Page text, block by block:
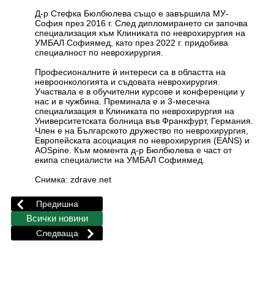
Д-р Стефка Бюлбюлева също е завършила МУ-
София през 2016 г. След дипломирането си започва
специализация към Клиниката по неврохирургия на
УМБАЛ Софиямед, като през 2022 г. придобива
специалност по неврохирургия.
Професионалните ѝ интереси са в областта на
невроонкологията и съдовата неврохирургия.
Участвала е в обучителни курсове и конференции у
нас и в чужбина. Преминала е и 3-месечна
специализация в Клиниката по неврохирургия на
Университетската болница във Франкфурт, Германия.
Член е на Българското дружество по неврохирургия,
Европейската асоциация по неврохирургия (EANS) и
АОSpine. Към момента д-р Бюлбюлева е част от
екипа специалисти на УМБАЛ Софиямед.
Снимка: zdrave.net